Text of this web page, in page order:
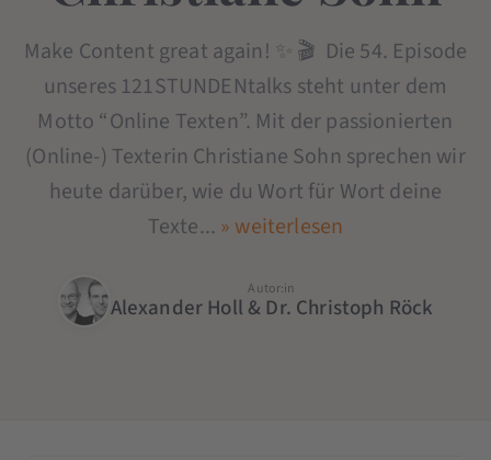
Make Content great again! ✨ 🎬 Die 54. Episode
unseres 121STUNDENtalks steht unter dem
Motto “Online Texten”. Mit der passionierten
(Online-) Texterin Christiane Sohn sprechen wir
heute darüber, wie du Wort für Wort deine
Texte... » weiterlesen
Autor:in
Alexander Holl & Dr. Christoph Röck